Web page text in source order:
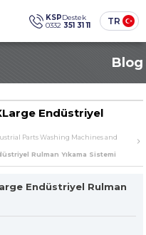
×
Kurumsal
Sektörler
KSPDestek
0332 351 31 11 TR
Blog
Makineleri
Endüstriyel
Parts Washing Machines and
Rulman Yıkama Sistemi
Endüstriyel Rulman